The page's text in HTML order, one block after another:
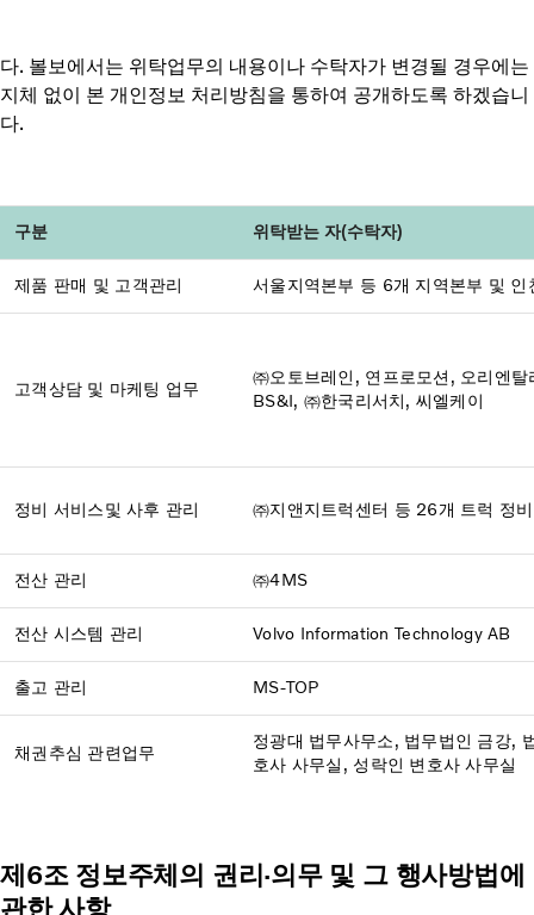
다. 볼보에서는 위탁업무의 내용이나 수탁자가 변경될 경우에는
지체 없이 본 개인정보 처리방침을 통하여 공개하도록 하겠습니
다.
구분 위탁받는 자(수탁자)
제품 판매 및 고객관리 서울지역본부 등 6개 지역본부 및
고객상담 및 마케팅 업무
㈜오토브레인, 연프로모션, 오리엔
BS&I, ㈜한국리서치, 씨엘케이
정비 서비스및 사후 관리 ㈜지앤지트럭센터 등 26개 트럭 정
전산 관리 ㈜4MS
전산 시스템 관리 Volvo Information Technology AB
출고 관리 MS-TOP
채권추심 관련업무
정광대 법무사무소, 법무법인 금강,
호사 사무실, 성락인 변호사 사무실
제6조 정보주체의 권리∙의무 및 그 행사방법에
관한 사항